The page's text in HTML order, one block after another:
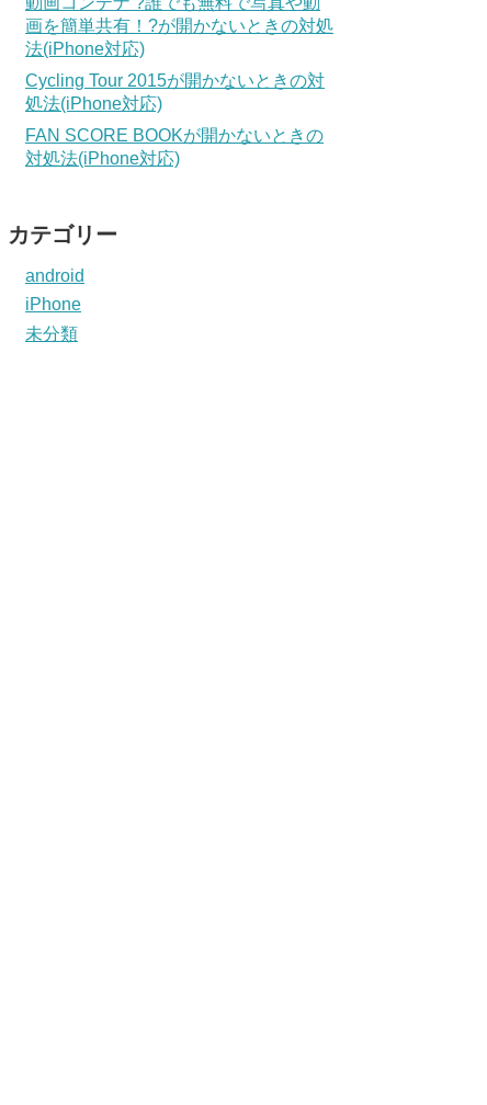
画を簡単共有！?が開かないときの対処
法(iPhone対応)
Cycling Tour 2015が開かないときの対
処法(iPhone対応)
FAN SCORE BOOKが開かないときの
対処法(iPhone対応)
カテゴリー
android
iPhone
未分類